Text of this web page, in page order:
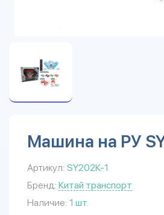
Машина на РУ
Артикул: SY202К-1
Бренд: Китай транспорт
Наличие: 1 шт.